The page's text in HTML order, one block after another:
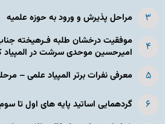
مراحل پذیرش و ورود به حوزه علمیه
موفقیت درخشان طلبه فـرهیخته
امیرحسین موحدی سرشت در
معرفی نفرات برتر المپیاد علمی –
گردهمایی اساتید پایه های اول تا